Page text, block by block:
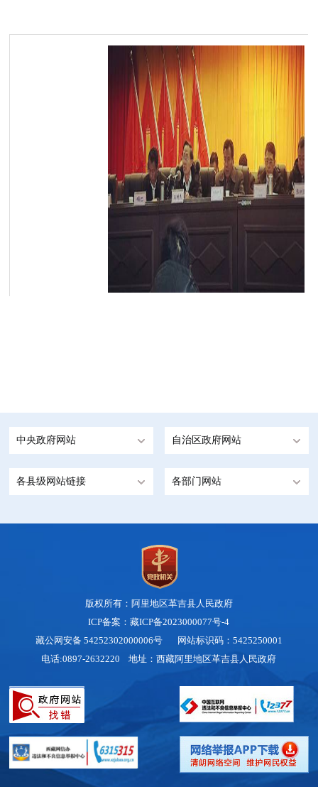
中央政府网站 自治区政府网站
各县级网站链接 各部门网站
版权所有：阿里地区革吉县人民政府
ICP备案：藏ICP备2023000077号-4
藏公网安备 54252302000006号网站标识码：5425250001
电话:0897-2632220 地址：西藏阿里地区革吉县人民政府